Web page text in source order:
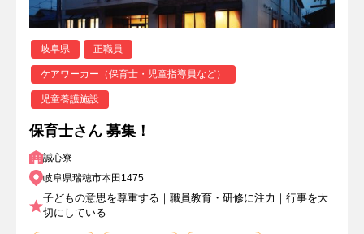
岐阜県 正職員
ケアワーカー（保育士・児童指導員など）
児童養護施設
保育士さん 募集！
誠心寮
岐阜県瑞穂市本田1475
子どもの意思を尊重する｜職員教育・研修に注力｜行事を大
切にしている